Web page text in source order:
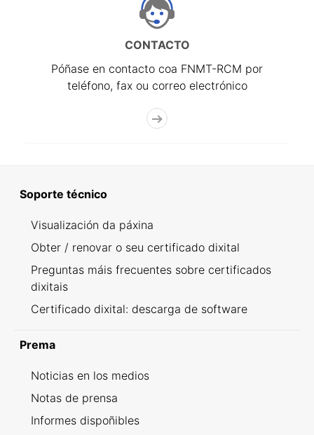
CONTACTO
Póñase en contacto coa FNMT-RCM por
teléfono, fax ou correo electrónico
Soporte técnico
Visualización da páxina
Obter / renovar o seu certificado dixital
Preguntas máis frecuentes sobre certificados
dixitais
Certificado dixital: descarga de software
Prema
Noticias en los medios
Notas de prensa
Informes dispoñibles